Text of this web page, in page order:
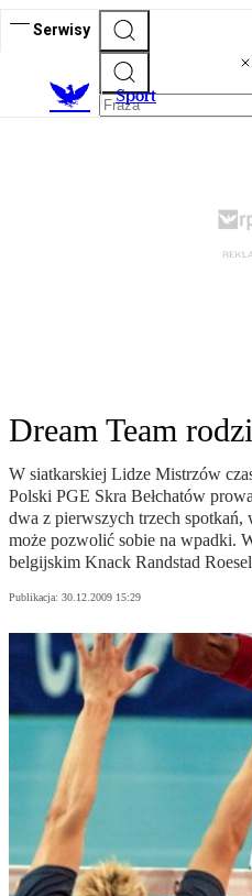
Serwisy
Sport
Dream Team
W siatkarskiej Lidze Mistrzów
Polski PGE Skra Bełchatów
dwa z pierwszych trzech
może pozwolić sobie na wpadki.
belgijskim Knack Randstad
Publikacja: 30.12.2009 15:29